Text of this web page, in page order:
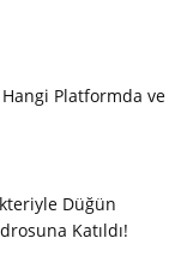
Platformda ve
Düğün
Katıldı!